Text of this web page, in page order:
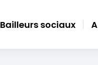
Bailleurs sociaux